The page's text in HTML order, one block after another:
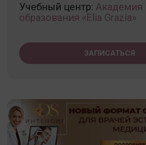
Учебный центр: Академия
образования «Elia Grazia»
ЗАПИСАТЬСЯ